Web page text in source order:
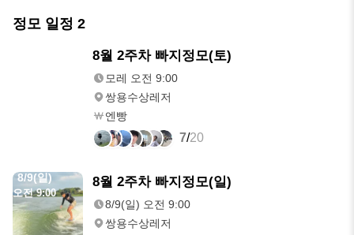
정모 일정 2
8월 2주차 빠지정모(토)
모레 오전 9:00
쌍용수상레저
엔빵
7/20
8/9(일)
오전 9:00
8월 2주차 빠지정모(일)
8/9(일) 오전 9:00
쌍용수상레저